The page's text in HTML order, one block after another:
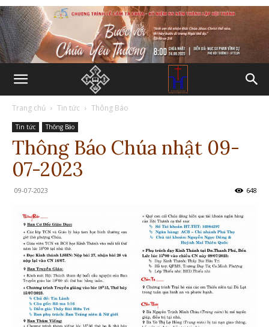
Trang chủ Tin tức Thông Báo
Tin tức Thông Báo
Thông Báo Chúa nhật 09-
07-2023
09-07-2023 648